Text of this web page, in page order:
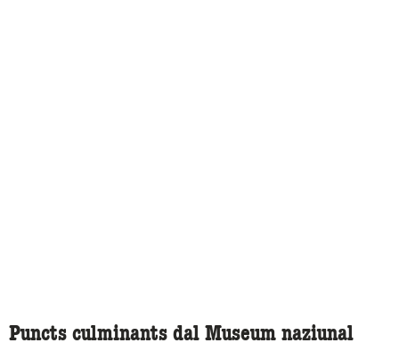
Puncts culminants dal Museum naziunal